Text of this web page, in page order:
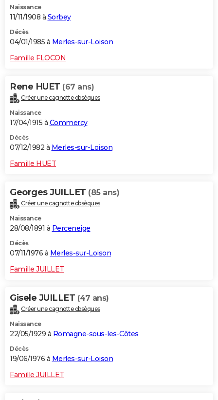
Naissance
11/11/1908 à Sorbey
Décès
04/01/1985 à Merles-sur-Loison
Famille FLOCON
Rene HUET (67 ans)
Créer une cagnotte obsèques
Naissance
17/04/1915 à Commercy
Décès
07/12/1982 à Merles-sur-Loison
Famille HUET
Georges JUILLET (85 ans)
Créer une cagnotte obsèques
Naissance
28/08/1891 à Perceneige
Décès
07/11/1976 à Merles-sur-Loison
Famille JUILLET
Gisele JUILLET (47 ans)
Créer une cagnotte obsèques
Naissance
22/05/1929 à Romagne-sous-les-Côtes
Décès
19/06/1976 à Merles-sur-Loison
Famille JUILLET